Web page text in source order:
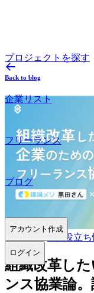
プロジェクトを探す
企業リスト
フリーランス
ブログ
アカウント作成
ログイン
Back to blog
2023.01.18 お役立
組織改革し
ンス協業論